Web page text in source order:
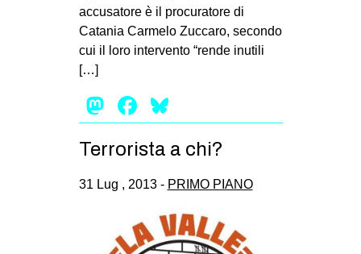
MOVIMENTI
DIRITTO ALL’ABITARE
GENERI
MIGRAZIONI
PRECARIATO
STUDENTI
accusatore è il procuratore di
Catania Carmelo Zuccaro, secondo
cui il loro intervento “rende inutili
[…]
Mastodon
Facebook
Terrorista a chi?
31 Lug , 2013 - PRIMO PIANO